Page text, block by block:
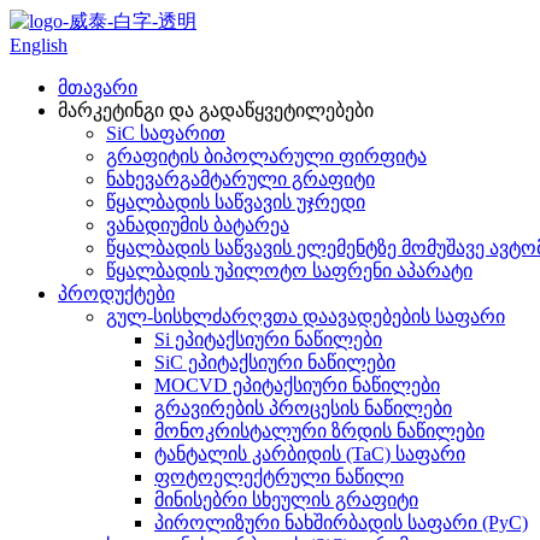
English
მთავარი
მარკეტინგი და გადაწყვეტილებები
SiC საფარით
გრაფიტის ბიპოლარული ფირფიტა
ნახევარგამტარული გრაფიტი
წყალბადის საწვავის უჯრედი
ვანადიუმის ბატარეა
წყალბადის საწვავის ელემენტზე მომუშავე
წყალბადის უპილოტო საფრენი აპარატი
პროდუქტები
გულ-სისხლძარღვთა დაავადებების საფარი
Si ეპიტაქსიური ნაწილები
SiC ეპიტაქსიური ნაწილები
MOCVD ეპიტაქსიური ნაწილები
გრავირების პროცესის ნაწილები
მონოკრისტალური ზრდის ნაწილები
ტანტალის კარბიდის (TaC) საფარი
ფოტოელექტრული ნაწილი
მინისებრი სხეულის გრაფიტი
პიროლიზური ნახშირბადის საფარი (PyC)